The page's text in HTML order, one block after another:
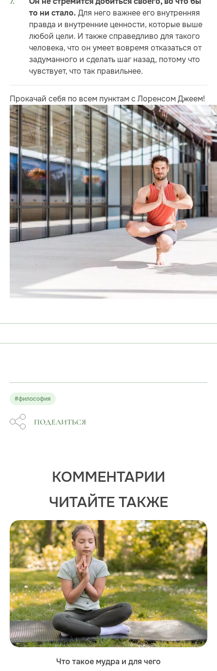
то ни стало. Для него важнее его внутренняя
правда и внутренние ценности, которые выше
любой цели. И также справедливо для такого
человека, что он умеет вовремя отказаться от
задуманного и сделать шаг назад, потому что
чувствует, что так правильнее.
Прокачай себя по всем пунктам с Лоренсом Джеем!
#философия
ПОДЕЛИТЬСЯ
КОММЕНТАРИИ
ЧИТАЙТЕ ТАКЖЕ
Что такое мудра и для чего